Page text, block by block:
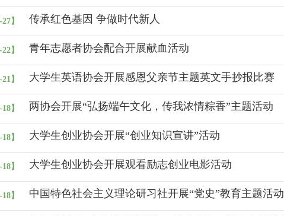
】 传承红色基因 争做时代新人
】 青年志愿者协会配合开展献血活动
】 大学生英语协会开展感恩父亲节主题英文手抄报比赛
】 两协会开展“弘扬端午文化，传我浓情粽香”主题活动
】 大学生创业协会开展“创业知识宣讲”活动
】 大学生创业协会开展观看励志创业电影活动
】 中国特色社会主义理论研习社开展“党史”教育主题活动